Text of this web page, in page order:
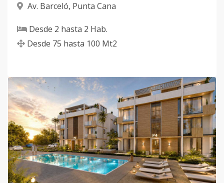
Av. Barceló, Punta Cana
Desde 2 hasta 2 Hab.
Desde 75 hasta 100 Mt2